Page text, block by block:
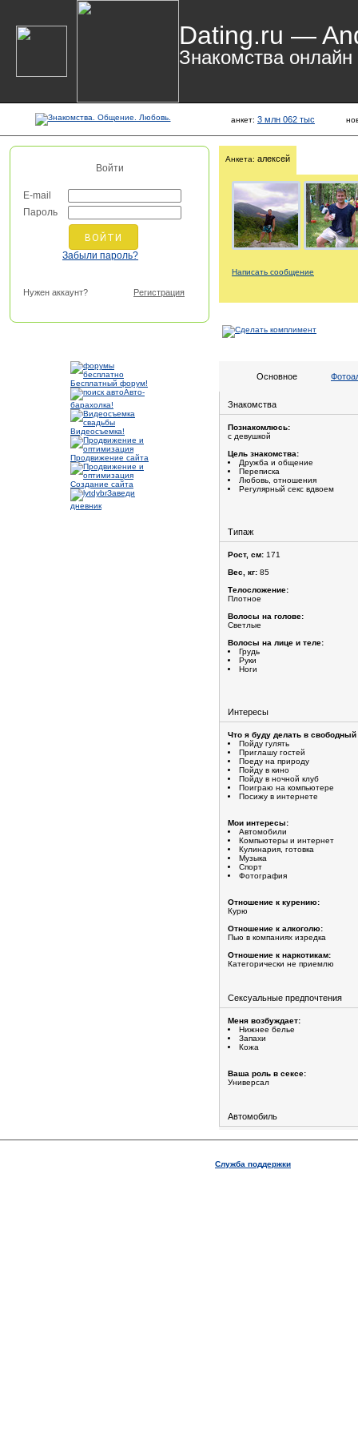
Dating.ru —
Знакомства онлайн
анкет: 3 млн 062 тыс
Войти
E-mail
Пароль
Забыли пароль?
Нужен аккаунт? Регистрация
Бесплатный форум!
Авто-
барахолка!
Видеосъемка!
Продвижение сайта
Создание сайта
Заведи
дневник
Анкета: алексей
Написать сообщение
Основное
Знакомства
Познакомлюсь:
с девушкой
Цель знакомства:
Дружба и общение
Переписка
Любовь, отношения
Регулярный секс вдвоем
Типаж
Рост, см: 171
Вес, кг: 85
Телосложение:
Плотное
Волосы на голове:
Светлые
Волосы на лице и теле:
Грудь
Руки
Ноги
Интересы
Что я буду делать в свободный
Пойду гулять
Приглашу гостей
Поеду на природу
Пойду в кино
Пойду в ночной клуб
Поиграю на компьютере
Посижу в интернете
Мои интересы:
Автомобили
Компьютеры и интернет
Кулинария, готовка
Музыка
Спорт
Фотография
Отношение к курению:
Курю
Отношение к алкоголю:
Пью в компаниях изредка
Отношение к наркотикам:
Категорически не приемлю
Сексуальные предпочтения
Меня возбуждает:
Нижнее белье
Запахи
Кожа
Ваша роль в сексе:
Универсал
Автомобиль
Служба поддержки